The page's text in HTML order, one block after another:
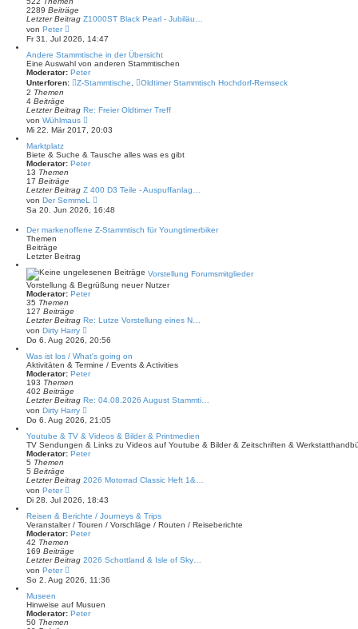
r
B
e
t
a
g
2289 Beiträge
Letzter Beitrag Z1000ST Black Pearl - Jubiläu…
von Peter
e
u
e
s
t
e
r
i
t
r
Fr 31. Jul 2026, 14:47
Andere Stammtische in der Übersicht
Eine Auswahl von anderen Stammtischen
Moderator: Peter
Unterforen:
Z-Stammtische
Oldtimer Stammtisch Hochdorf-Remseck
2 Themen
4 Beiträge
Letzter Beitrag Re: Freier Oldtimer Treff
von Wühlmaus
e
u
s
t
B
i
t
a
Mi 22. Mär 2017, 20:03
Marktplatz
Biete & Suche & Tausche alles was es gibt
Moderator: Peter
13 Themen
17 Beiträge
Letzter Beitrag Z 400 D3 Teile - Auspuffanlag…
von Der SemmeL
e
u
s
e
i
g
Sa 20. Jun 2026, 16:48
Der markenoffene Z-Stammtisch für Youngtimerbiker
Themen
Beiträge
Letzter Beitrag
Vorstellung Forumsmitglieder
Vorstellung & Begrüßung neuer Nutzer
Moderator: Peter
35 Themen
127 Beiträge
Letzter Beitrag Re: Lutze Vorstellung eines N…
von Dirty Harry
e
u
e
s
t
B
a
g
Do 6. Aug 2026, 20:56
Was ist los / What's going on
Aktivitäten & Termine / Events & Activities
Moderator: Peter
193 Themen
402 Beiträge
Letzter Beitrag Re: 04.08.2026 August Stammti…
von Dirty Harry
e
u
e
s
t
B
t
r
a
g
Do 6. Aug 2026, 21:05
Youtube & TV & Videos & Bilder & Printmedien
TV Sendungen & Links zu Videos auf Youtube & Bilder & Zeitschriften &
Moderator: Peter
5 Themen
5 Beiträge
Letzter Beitrag 2026 Motorrad Classic Heft 1&…
von Peter
e
u
e
s
t
r
B
i
t
a
g
Di 28. Jul 2026, 18:43
Reisen & Berichte / Journeys & Trips
Veranstalter / Touren / Vorschläge / Routen / Reiseberichte
Moderator: Peter
42 Themen
169 Beiträge
Letzter Beitrag 2026 Schottland & Isle of Sky…
von Peter
e
u
s
t
So 2. Aug 2026, 11:36
Museen
Hinweise auf Musuen
Moderator: Peter
50 Themen